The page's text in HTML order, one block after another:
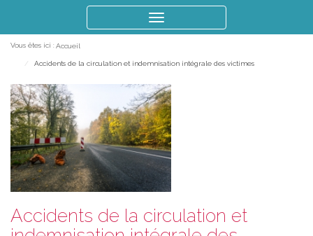
le
Vous êtes ici : Accueil
Accidents de la circulation et indemnisation intégrale des victimes
Accidents de la circulation et